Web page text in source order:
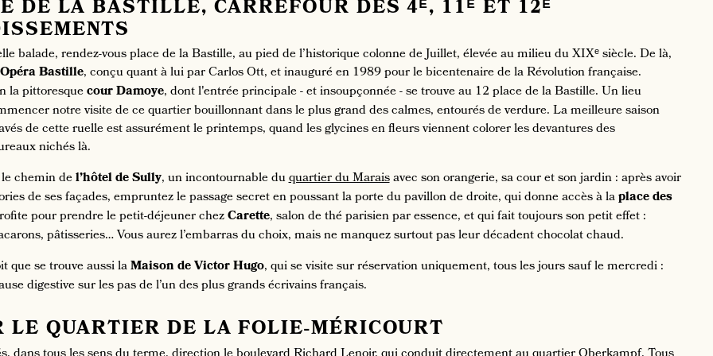
DE LA BASTILLE, CARREFOUR DES4ᴱ, 11ᴱ ET 12ᴱ
balade, rendez-vous place de la Bastille, au pied de l’historique colonne de Juillet, élevée au milieu du XIXᵉ siècle. De là,
Bastille, conçu quant à lui par Carlos Ott, et inauguré en 1989 pour le bicentenaire de la Révolution française.
la pittoresquecour Damoye, dont l'entrée principale - et insoupçonnée - se trouve au 12 place de la Bastille. Un lieu
notre visite de ce quartier bouillonnant dans le plus grand des calmes, entourés de verdure. La meilleure saison
de cette ruelle est assurément le printemps, quand les glycines en fleurs viennent colorer les devantures des
nichés là.
chemin del’hôtel de Sully, un incontournable duquartier du Maraisavec son orangerie, sa cour et son jardin : après avoir
de ses façades, empruntez le passage secret en poussant la porte du pavillon de droite, qui donne accès à laplace des
pour prendre le petit-déjeuner chezCarette, salon de thé parisien par essence, et qui fait toujours son petit effet :
pâtisseries… Vous aurez l’embarras du choix, mais ne manquez surtout pas leur décadent chocolat chaud.
que se trouve aussi laMaison de Victor Hugo, qui se visite sur réservation uniquement, tous les jours sauf le mercredi :
digestive sur les pas de l’un des plus grands écrivains français.
LE QUARTIER DE LA FOLIE-MÉRICOURT